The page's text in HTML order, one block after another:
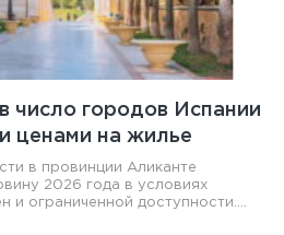
число городов Испании
ценами на жилье
в провинции Аликанте
2026 года в условиях
и ограниченной доступности....